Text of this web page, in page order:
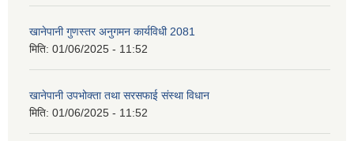
खानेपानी गुणस्तर अनुगमन कार्यविधी 2081
मिति: 01/06/2025 - 11:52
खानेपानी उपभोक्ता तथा सरसफाई संस्था विधान
मिति: 01/06/2025 - 11:52